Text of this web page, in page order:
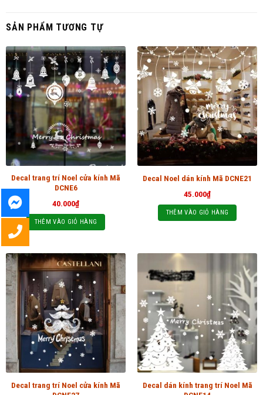
SẢN PHẨM TƯƠNG TỰ
Decal trang trí Noel cửa kính Mã
DCNE6
40.000₫
THÊM VÀO GIỎ HÀNG
Decal Noel dán kính Mã DCNE21
45.000₫
THÊM VÀO GIỎ HÀNG
Decal trang trí Noel cửa kính Mã
Decal dán kính trang trí Noel Mã